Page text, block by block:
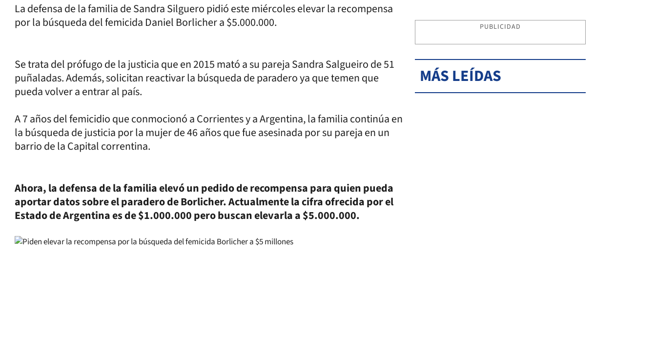
La defensa de la familia de Sandra Silguero pidió este miércoles elevar la recompensa
por la búsqueda del femicida Daniel Borlicher a $5.000.000.
Se trata del prófugo de la justicia que en 2015 mató a su pareja Sandra Salgueiro de 51
puñaladas. Además, solicitan reactivar la búsqueda de paradero ya que temen que
pueda volver a entrar al país.
A 7 años del femicidio que conmocionó a Corrientes y a Argentina, la familia continúa en
la búsqueda de justicia por la mujer de 46 años que fue asesinada por su pareja en un
barrio de la Capital correntina.
Ahora, la defensa de la familia elevó un pedido de recompensa para quien pueda
aportar datos sobre el paradero de Borlicher. Actualmente la cifra ofrecida por el
Estado de Argentina es de $1.000.000 pero buscan elevarla a $5.000.000.
PUBLICIDAD
MÁS LEÍDAS